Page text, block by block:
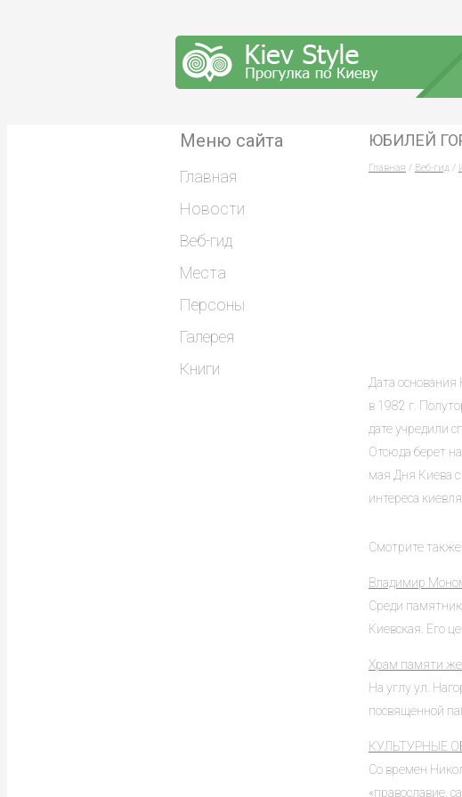
ЮБИЛЕЙ
Главная / Веб-гид /
Дата
в 1982 г.
дате учредили
Отсюда берет
мая Дня Киева с
интереса
Смотрите также
Владимир
Среди
Киевская. Его
Храм памяти
На углу ул.
посвященной
КУЛЬТУРНЫЕ
Со времен
«православие,
Меню сайта
Главная
Новости
Веб-гид
Места
Персоны
Галерея
Книги